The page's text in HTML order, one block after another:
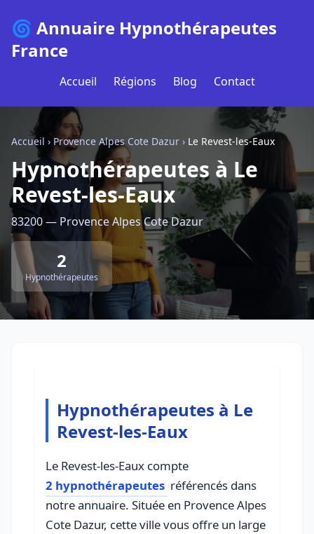
🌀 Annuaire Hypnothérapeutes
France
Accueil Régions Blog Contact
Accueil › Provence Alpes Cote Dazur › Le Revest-les-Eaux
Hypnothérapeutes à Le
Revest-les-Eaux
83200 — Provence Alpes Cote Dazur
2
Hypnothérapeutes
Hypnothérapeutes à Le
Revest-les-Eaux
Le Revest-les-Eaux compte
2 hypnothérapeutes référencés dans
notre annuaire. Située en Provence Alpes
Cote Dazur, cette ville vous offre un large